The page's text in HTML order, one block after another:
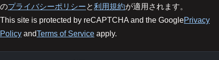
のプライバシーポリシーと利用規約が適用されます。
This site is protected by reCAPTCHA and the GooglePrivacy
Policy andTerms of Service apply.